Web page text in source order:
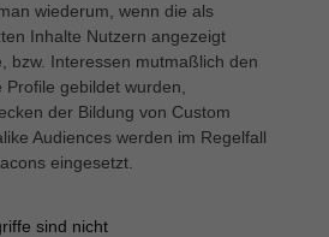
wiederum, wenn die als
Inhalte Nutzern angezeigt
bzw. Interessen mutmaßlich den
gebildet wurden,
der Bildung von Custom
Audiences werden im Regelfall
eingesetzt.
sind nicht